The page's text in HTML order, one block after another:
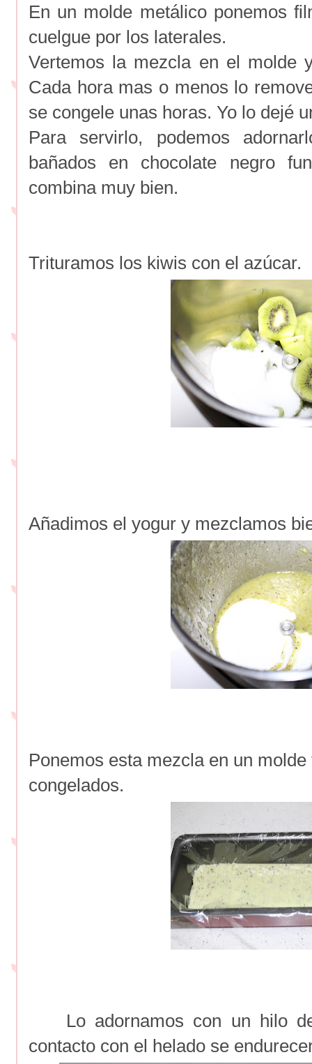
En un molde metálico ponemos
cuelgue por los laterales.
Vertemos la mezcla en el molde
Cada hora mas o menos lo
se congele unas horas. Yo lo dejé
Para servirlo, podemos
bañados en chocolate negro
combina muy bien.
Trituramos los kiwis con el azúcar.
Añadimos el yogur y mezclamos
Ponemos esta mezcla en un
congelados.
Lo adornamos con un hilo de
contacto con el helado se